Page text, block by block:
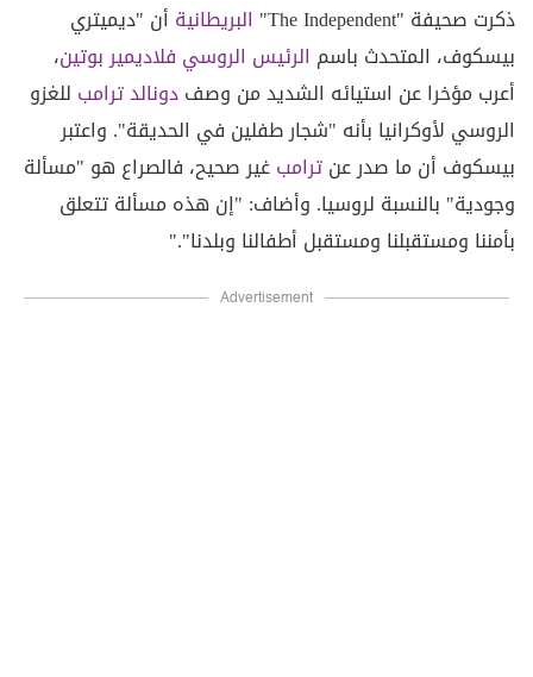
ذكرت صحيفة "The Independent" البريطانية أن "ديميتري
بيسكوف، المتحدث باسم الرئيس الروسي فلاديمير بوتين،
أعرب مؤخرا عن استيائه الشديد من وصفدونالد ترامب للغزو
الروسي لأوكرانيا بأنه "شجار طفلين في الحديقة". واعتبر
بيسكوف أن ما صدر عنترامبغير صحيح، فالصراع هو "مسألة
وجودية" بالنسبة لروسيا. وأضاف: "إن هذه مسألة تتعلق
بأمننا ومستقبلنا ومستقبل أطفالنا وبلدنا"."
Advertisement